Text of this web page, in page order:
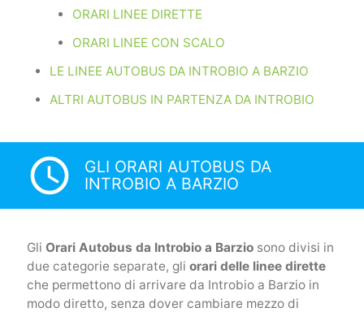
ORARI LINEE DIRETTE
ORARI LINEE CON SCALO
LE LINEE AUTOBUS DA INTROBIO A BARZIO
ALTRI AUTOBUS IN PARTENZA DA INTROBIO
access_time
GLI ORARI AUTOBUS DA
INTROBIO A BARZIO
Gli Orari Autobus da Introbio a Barziosono divisi in
due categorie separate, gli orari delle linee dirette
che permettono di arrivare da Introbio a Barzio in
modo diretto, senza dover cambiare mezzo di